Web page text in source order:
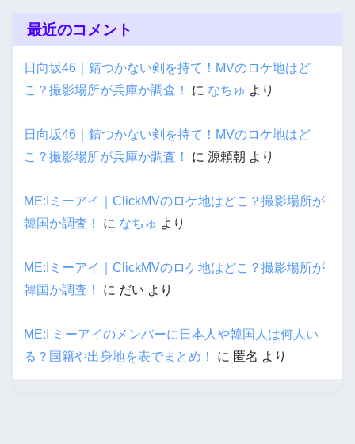
最近のコメント
日向坂46｜錆つかない剣を持て！MVのロケ地はど
こ？撮影場所が兵庫か調査！
に なちゅ より
日向坂46｜錆つかない剣を持て！MVのロケ地はど
こ？撮影場所が兵庫か調査！
に 源頼朝 より
ME:Iミーアイ｜ClickMVのロケ地はどこ？撮影場所が
韓国か調査！
に なちゅ より
ME:Iミーアイ｜ClickMVのロケ地はどこ？撮影場所が
韓国か調査！
に だい より
ME:I ミーアイのメンバーに日本人や韓国人は何人い
る？国籍や出身地を表でまとめ！
に 匿名 より